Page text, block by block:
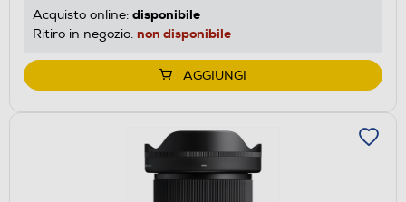
Acquisto online: disponibile
Ritiro in negozio: non disponibile
AGGIUNGI